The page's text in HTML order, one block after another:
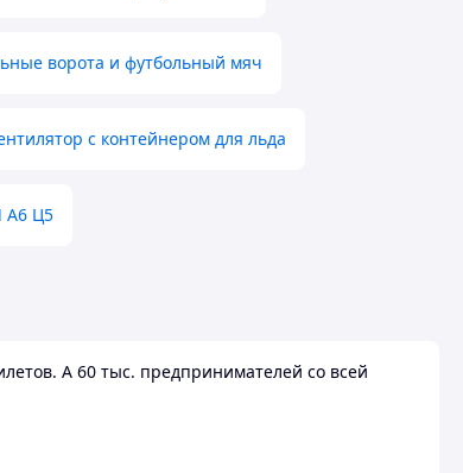
ворота и футбольный мяч
с контейнером для льда
А6 Ц5
А 60 тыс. предпринимателей со всей